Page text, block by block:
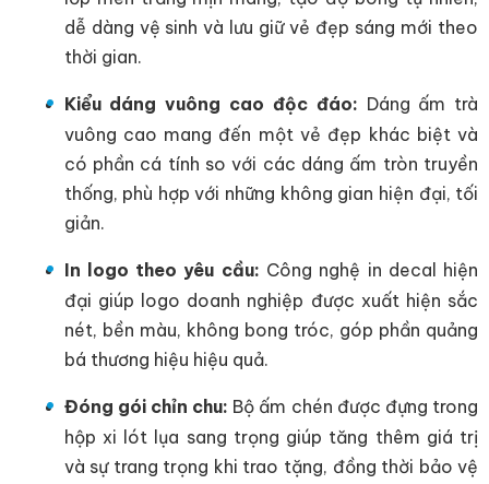
dễ dàng vệ sinh và lưu giữ vẻ đẹp sáng mới theo
thời gian.
Kiểu dáng vuông cao độc đáo: Dáng ấm trà
vuông cao mang đến một vẻ đẹp khác biệt và
có phần cá tính so với các dáng ấm tròn truyền
thống, phù hợp với những không gian hiện đại, tối
giản.
In logo theo yêu cầu: Công nghệ in decal hiện
đại giúp logo doanh nghiệp được xuất hiện sắc
nét, bền màu, không bong tróc, góp phần quảng
bá thương hiệu hiệu quả.
Đóng gói chỉn chu: Bộ ấm chén được đựng trong
hộp xi lót lụa sang trọng giúp tăng thêm giá trị
và sự trang trọng khi trao tặng, đồng thời bảo vệ